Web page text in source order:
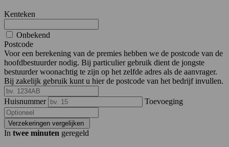
Kenteken
Onbekend
Postcode
Voor een berekening van de premies hebben we de postcode van de
hoofdbestuurder nodig. Bij particulier gebruik dient de jongste
bestuurder woonachtig te zijn op het zelfde adres als de aanvrager.
Bij zakelijk gebruik kunt u hier de postcode van het bedrijf invullen.
Huisnummer Toevoeging
Verzekeringen vergelijken
In twee minuten geregeld